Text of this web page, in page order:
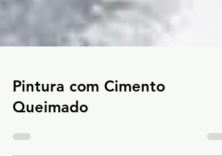
Pintura com Cimento
Queimado